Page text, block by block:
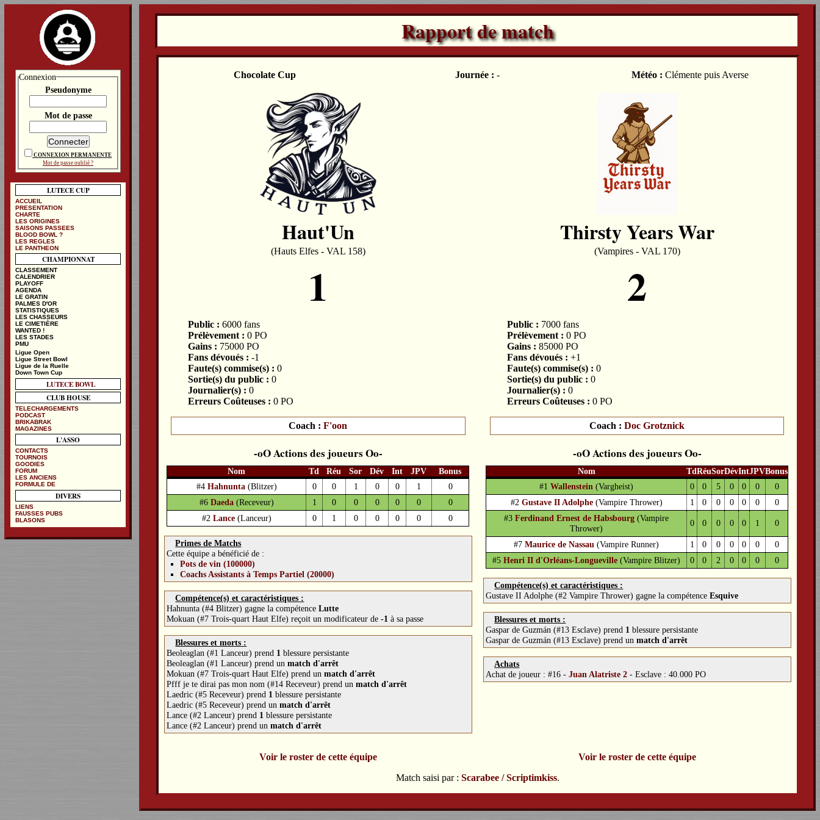
Rapport de match
Chocolate Cup Journée : - Météo : Clémente puis Averse
Haut'Un
(Hauts Elfes - VAL 158)
1
Thirsty Years War
(Vampires - VAL 170)
2
Public : 6000 fans
Prélèvement : 0 PO
Gains : 75000 PO
Fans dévoués : -1
Faute(s) commise(s) : 0
Sortie(s) du public : 0
Journalier(s) : 0
Erreurs Coûteuses : 0 PO
Coach : F'oon
Public : 7000 fans
Prélèvement : 0 PO
Gains : 85000 PO
Fans dévoués : +1
Faute(s) commise(s) : 0
Sortie(s) du public : 0
Journalier(s) : 0
Erreurs Coûteuses : 0 PO
Coach : Doc Grotznick
Actions des joueurs
Nom Td Réu Sor Dév Int JPV
Bonus
#4 Hahnunta (Blitzer) 0 0 1 0 0 1
0
#6 Daeda (Receveur) 1 0 0 0 0 0
0
#2 Lance (Lanceur) 0 1 0 0 0 0 0
Primes de Matchs
Cette équipe a bénéficié de :
Pots de vin (100000)
Coachs Assistants à Temps Partiel (20000)
Compétence(s) et caractéristiques :
Hahnunta (#4 Blitzer) gagne la compétenceLutte
Mokuan (#7 Trois-quart Haut Elfe) reçoit un modificateur de-1 à sa passe
Blessures et morts :
Beoleaglan (#1 Lanceur) prend 1 blessure persistante
Beoleaglan (#1 Lanceur) prend unmatch d'arrêt
Mokuan (#7 Trois-quart Haut Elfe) prend unmatch d'arrêt
Pfff je te dirai pas mon nom (#14 Receveur) prend unmatch d'arrêt
Laedric (#5 Receveur) prend 1 blessure persistante
Laedric (#5 Receveur) prend unmatch d'arrêt
Lance (#2 Lanceur) prend 1 blessure persistante
Lance (#2 Lanceur) prend unmatch d'arrêt
Actions des joueurs
Nom TdRéuSorDévIntJPVBonus
#1Wallenstein (Vargheist) 0 0 5 0 0 0
0
#2 Gustave II Adolphe (Vampire Thrower) 1 0 0 0 0 0
0
#3Ferdinand Ernest de Habsbourg (Vampire
Thrower)
0 0 0 0 0 1 0
#7Maurice de Nassau (Vampire Runner) 1 0 0 0 0 0
0
#5Henri II d'Orléans-Longueville (Vampire Blitzer) 0 0 2 0 0 0 0
Compétence(s) et caractéristiques :
Gustave II Adolphe (#2 Vampire Thrower) gagne la compétence Esquive
Blessures et morts :
Gaspar de Guzmán (#13 Esclave) prend 1 blessure persistante
Gaspar de Guzmán (#13 Esclave) prend un match d'arrêt
Achats
Achat de joueur : #16 - Juan Alatriste 2- Esclave : 40.000 PO
Voir le roster de cette équipe
Voir le roster de cette équipe
Match saisi par : Scarabee / Scriptimkiss.
Connexion
Pseudonyme
Mot de passe
CONNEXION PERMANENTE
Mot de passe oublié ?
LUTECE CUP
ACCUEIL
PRESENTATION
CHARTE
LES ORIGINES
SAISONS PASSEES
BLOOD BOWL ?
LES REGLES
LE PANTHEON
CHAMPIONNAT
CLASSEMENT
CALENDRIER
PLAYOFF
AGENDA
LE GRATIN
PALMES D'OR
STATISTIQUES
LES CHASSEURS
LE CIMETIÈRE
WANTED !
LES STADES
PMU
Ligue Open
Ligue Street Bowl
Ligue de la Ruelle
Down Town Cup
LUTECE BOWL
CLUB HOUSE
TELECHARGEMENTS
PODCAST
BRIKABRAK
MAGAZINES
L'ASSO
CONTACTS
TOURNOIS
GOODIES
FORUM
LES ANCIENS
FORMULE DE
DIVERS
LIENS
FAUSSES PUBS
BLASONS